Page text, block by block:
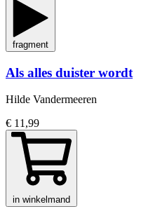
fragment
Als alles duister wordt
Hilde Vandermeeren
€ 11,99
in winkelmand